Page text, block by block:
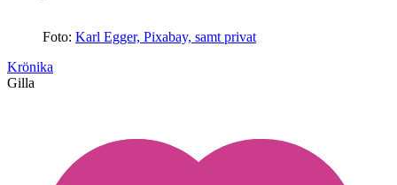
Foto: Karl Egger, Pixabay, samt privat
Krönika
Gilla